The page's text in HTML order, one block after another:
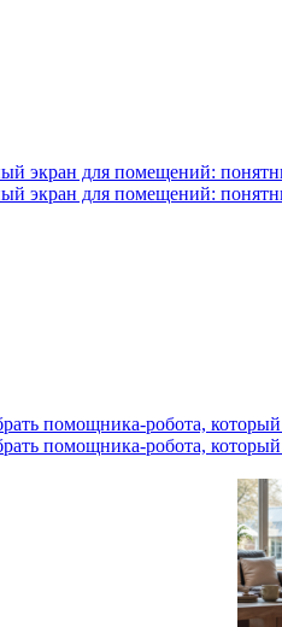
экран для помещений:
экран для помещений:
помощника‑робота, который
помощника‑робота, который